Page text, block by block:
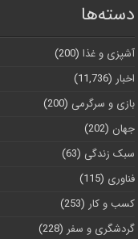
دسته‌ها
آشپزی و غذا (200)
اخبار (11,736)
بازی و سرگرمی (200)
جهان (202)
سبک زندگی (63)
فناوری (115)
کسب و کار (253)
گردشگری و سفر (228)